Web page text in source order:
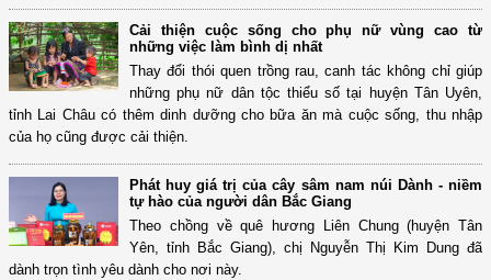
Cải thiện cuộc sống cho phụ nữ vùng cao từ
những việc làm bình dị nhất
Thay đổi thói quen trồng rau, canh tác không chỉ giúp
những phụ nữ dân tộc thiểu số tại huyện Tân Uyên,
tỉnh Lai Châu có thêm dinh dưỡng cho bữa ăn mà cuộc sống, thu nhập
của họ cũng được cải thiện.
Phát huy giá trị của cây sâm nam núi Dành - niềm
tự hào của người dân Bắc Giang
Theo chồng về quê hương Liên Chung (huyện Tân
Yên, tỉnh Bắc Giang), chị Nguyễn Thị Kim Dung đã
dành trọn tình yêu dành cho nơi này.